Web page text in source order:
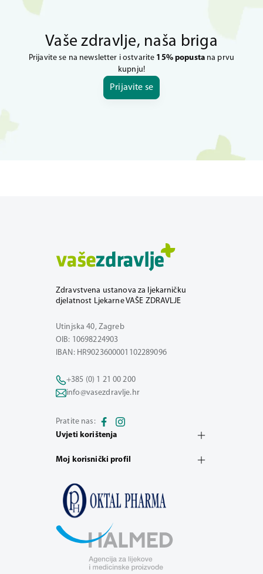
Vaše zdravlje, naša briga
Prijavite se na newsletter i ostvarite 15% popustana prvu
kupnju!
Prijavite se
Zdravstvena ustanova za ljekarničku
djelatnost Ljekarne VAŠE ZDRAVLJE
Utinjska 40, Zagreb
OIB: 10698224903
IBAN: HR9023600001102289096
+385 (0) 1 21 00 200
info@vasezdravlje.hr
Pratite nas:
Uvjeti korištenja
Moj korisnički profil